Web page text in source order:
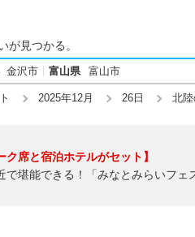
が見つかる。
金沢市 富山県 富山市
2025年12月 26日 北陸
ク席と宿泊ホテルがセット】
で堪能できる！「みなとみらいフェ